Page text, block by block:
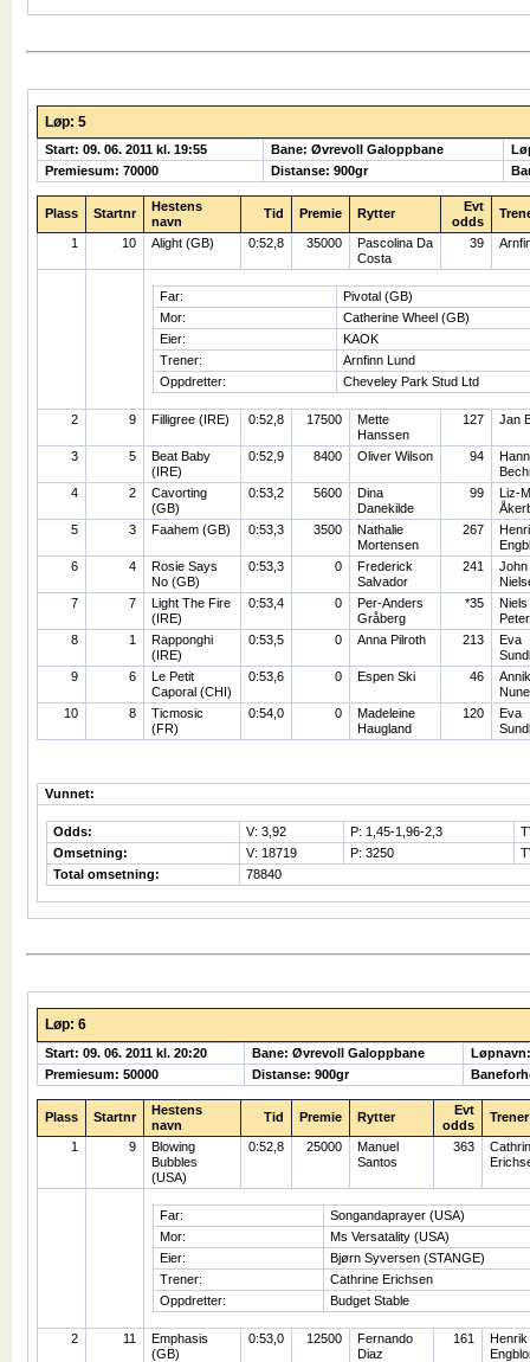
Løp: 5
Start: 09. 06. 2011 kl. 19:55 Bane: Øvrevoll Galoppbane
Premiesum: 70000
Distanse: 900gr
Plass Startnr
Hestens
navn
Tid Premie Rytter
Evt
odds
1 10 Alight (GB) 0:52,8 35000
Pascolina Da
Costa
39
Far:
Pivotal (GB)
Mor:
Catherine Wheel (GB)
Eier:
KAOK
Trener:
Arnfinn Lund
Oppdretter:
Cheveley Park Stud Ltd
2 9 Filligree (IRE) 0:52,8 17500
Mette
Hanssen
127 Jan
3 5
Beat Baby
(IRE)
0:52,9 8400 Oliver Wilson 94
4
2
Cavorting
(GB)
0:53,2 5600
Dina
Danekilde
99
Liz-
5
3 Faahem (GB) 0:53,3 3500
Nathalie
Mortensen
267
6
4
Rosie Says
No (GB)
0:53,3 0
Frederick
Salvador
241
John
7
7
Light The Fire
(IRE)
0:53,4 0
Per-Anders
Gråberg
*35
Niels
8
1
Rapponghi
(IRE)
0:53,5 0 Anna Pilroth 213
Eva
9
6
Le Petit
Caporal (CHI)
0:53,6 0 Espen Ski 46
10
8
Ticmosic
(FR)
0:54,0 0
Madeleine
Haugland
120
Eva
Vunnet:
Odds: V: 3,92 P: 1,45-1,96-2,3
Omsetning:
V: 18719 P: 3250
Total omsetning:
78840
Løp: 6
Start: 09. 06. 2011 kl. 20:20 Bane: Øvrevoll Galoppbane
Premiesum: 50000
Distanse: 900gr
Plass Startnr
Hestens
navn
Tid Premie Rytter
Evt
odds
Trener
1 9
Blowing
Bubbles
(USA)
0:52,8 25000
Manuel
Santos
363
Far:
Songandaprayer (USA)
Mor:
Ms Versatality (USA)
Eier:
Bjørn Syversen (STANGE)
Trener:
Cathrine Erichsen
Oppdretter:
Budget Stable
2 11
Emphasis
(GB)
0:53,0 12500
Fernando
Diaz
161
Henrik